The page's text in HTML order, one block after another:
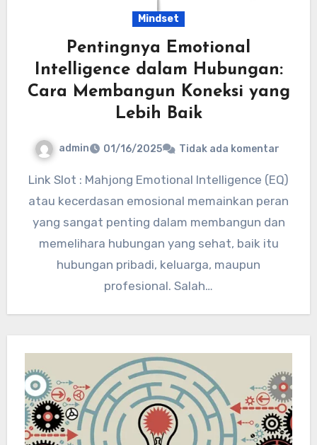
Mindset
Pentingnya Emotional
Intelligence dalam Hubungan:
Cara Membangun Koneksi yang
Lebih Baik
admin 01/16/2025 Tidak ada komentar
Link Slot : Mahjong Emotional Intelligence (EQ)
atau kecerdasan emosional memainkan peran
yang sangat penting dalam membangun dan
memelihara hubungan yang sehat, baik itu
hubungan pribadi, keluarga, maupun
profesional. Salah…